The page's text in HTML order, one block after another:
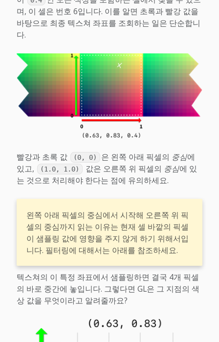
며, 이 셀은 번호 6입니다. 이를 알면 초록과 빨강 값을
바탕으로 최종 텍스쳐 좌표를 조회하는 일은 단순합니
다.
빨강과 초록 값 (0, 0) 은 왼쪽 아래 픽셀의 중심에
있고,
(1.0, 1.0) 값은 오른쪽 위 픽셀의 중심에 있
는 것으로 처리해야 한다는 점에 유의하세요.
왼쪽 아래 픽셀의 중심에서 시작해 오른쪽 위 픽
셀의 중심까지 읽는 이유는 현재 셀 바깥의 픽셀
이 샘플링 값에 영향을 주지 않게 하기 위해서입
니다. 필터링에 대해서는 아래를 참조하세요.
텍스쳐의 이 특정 좌표에서 샘플링하면 결국 4개 픽셀
의 바로 중간에 놓입니다. 그렇다면 GL은 그 지점의 색
상 값을 무엇이라고 알려줄까요?